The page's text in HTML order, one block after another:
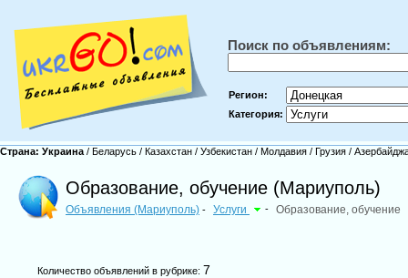
Поиск по объявлениям:
Регион:
Категория:
Страна: Украина / Беларусь / Казахстан / Узбекистан / Молдавия / Грузия /
Образование, обучение (Мариуполь)
Объявления (Мариуполь) - Услуги - Образование, обучение
Количество объявлений в рубрике: 7